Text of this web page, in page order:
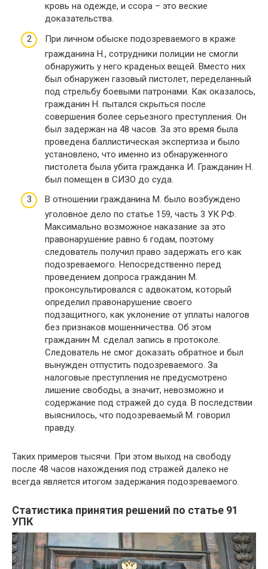
кровь на одежде, и ссора – это веские
доказательства.
При личном обыске подозреваемого в краже
гражданина Н., сотрудники полиции не смогли
обнаружить у него краденых вещей. Вместо них
был обнаружен газовый пистолет, переделанный
под стрельбу боевыми патронами. Как оказалось,
гражданин Н. пытался скрыться после
совершения более серьезного преступления. Он
был задержан на 48 часов. За это время была
проведена баллистическая экспертиза и было
установлено, что именно из обнаруженного
пистолета была убита гражданка И. Гражданин Н.
был помещен в СИЗО до суда.
В отношении гражданина М. было возбуждено
уголовное дело по статье 159, часть 3 УК РФ.
Максимально возможное наказание за это
правонарушение равно 6 годам, поэтому
следователь получил право задержать его как
подозреваемого. Непосредственно перед
проведением допроса гражданин М.
проконсультировался с адвокатом, который
определил правонарушение своего
подзащитного, как уклонение от уплаты налогов
без признаков мошенничества. Об этом
гражданин М. сделал запись в протоколе.
Следователь не смог доказать обратное и был
вынужден отпустить подозреваемого. За
налоговые преступления не предусмотрено
лишение свободы, а значит, невозможно и
содержание под стражей до суда. В последствии
выяснилось, что подозреваемый М. говорил
правду.
Таких примеров тысячи. При этом выход на свободу
после 48 часов нахождения под стражей далеко не
всегда является итогом задержания подозреваемого.
Статистика принятия решений по статье 91
УПК